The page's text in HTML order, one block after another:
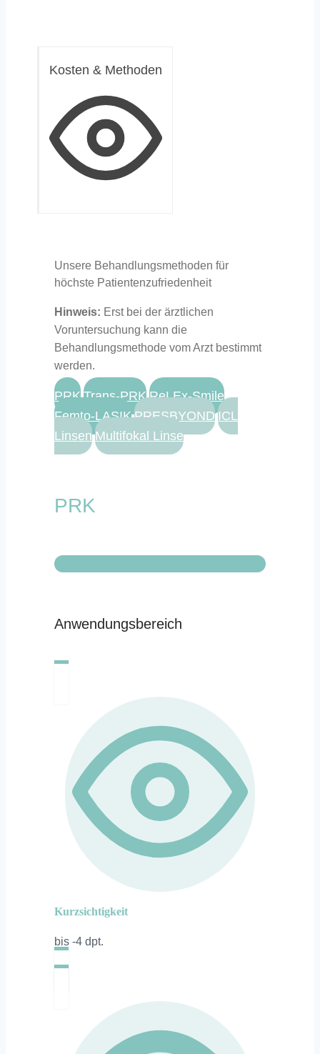
Kosten & Methoden
Unsere Behandlungsmethoden für
höchste Patientenzufriedenheit
Hinweis: Erst bei der ärztlichen
Voruntersuchung kann die
Behandlungsmethode vom Arzt bestimmt
werden.
PRK Trans-PRK ReLEx-Smile
Femto-LASIK PRESBYOND ICL
Linsen Multifokal Linse
PRK
Anwendungsbereich
Kurzsichtigkeit
bis -4 dpt.